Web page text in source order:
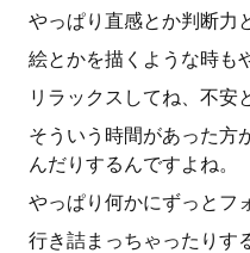
やっぱり直感とか判断力
絵とかを描くような時も
リラックスしてね、不安
そういう時間があった方
んだりするんですよね。
やっぱり何かにずっとフ
行き詰まっちゃったりす